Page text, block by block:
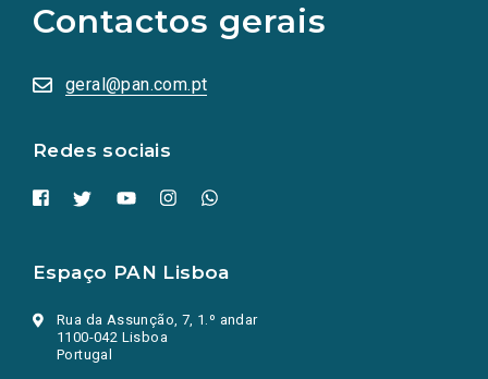
Contactos gerais
geral@pan.com.pt
Redes sociais
redes
sociais
numa
nova
Espaço PAN Lisboa
Rua da Assunção, 7, 1.º andar
1100-042 Lisboa
Portugal